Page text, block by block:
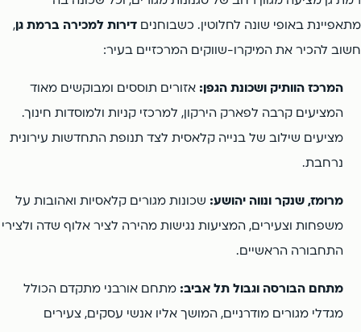
מתאפיינת באופי שונה לחלוטין. כשבוחנים דירות למכירה ברמת גן ,
חשוב להכיר את המיקרו-שווקים המרכזיים בעיר:
המרכז הוותיק ושכונת הגפן: אזורים תוססים ומבוקשים מאוד
המציעים קרבה לפארק הירקון, למרכזי קניות ולמוסדות חינוך.
מציעים שילוב של בנייה קלאסית לצד תנופת התחדשות עירונית
נרחבת.
מרומז, שנקר ונווה יהושע: שכונות מגורים קלאסיות ואהובות על
משפחות וצעירים, המציעות נגישות מהירה לציר אלוף שדה ולצירי
התחבורה הראשיים.
מתחם הבורסה וגבול תל אביב: מתחם אורבני מתקדם הכולל
מגדלי מגורים מודרניים, המושך אליו אנשי עסקים, צעירים